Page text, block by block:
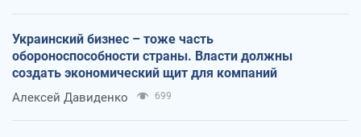
Украинский бизнес – тоже часть
обороноспособности страны. Власти должны
создать экономический щит для компаний
Алексей Давиденко 699